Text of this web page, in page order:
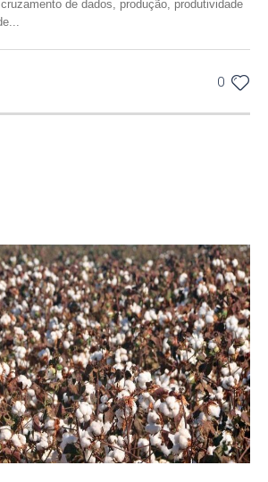
de dados, produção, produtividade
0